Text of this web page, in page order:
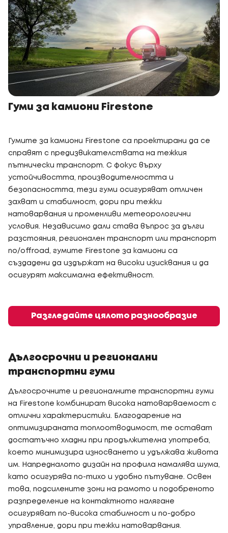
Гуми за камиони Firestone
Гумите за камиони Firestone са проектирани да се
справят с предизвикателствата на тежкия
пътнически транспорт. С фокус върху
устойчивостта, производителността и
безопасността, тези гуми осигуряват отличен
захват и стабилност, дори при тежки
натоварвания и променливи метеорологични
условия. Независимо дали става въпрос за дълги
разстояния, регионален транспорт или транспорт
по/offroad, гумите Firestone за камиони са
създадени да издържат на високи изисквания и да
осигурят максимална ефективност.
Разгледайте цялото разнообразие
Дългосрочни и регионални
транспортни гуми
Дългосрочните и регионалните транспортни гуми
на Firestone комбинират висока натоварваемост с
отлични характеристики. Благодарение на
оптимизираната топлоотводимост, те остават
достатъчно хладни при продължителна употреба,
което минимизира износването и удължава живота
им. Напредналото дизайн на профила намалява шума,
като осигурява по-тихо и удобно пътуване. Освен
това, подсилените зони на рамото и подобреното
разпределение на контактното налягане
осигуряват по-висока стабилност и по-добро
управление, дори при тежки натоварвания.